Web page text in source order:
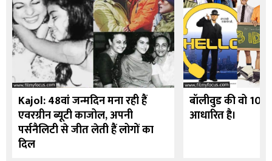
Kajol: 48वां जन्मदिन मना रही हैं
एवरग्रीन ब्यूटी काजोल, अपनी
पर्सनैलिटी से जीत लेती हैं लोगों का
दिल
बॉलीवुड की वो 10
आधारित है।